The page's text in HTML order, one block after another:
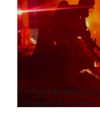
Incendio de auto y
jornada de Bomberos